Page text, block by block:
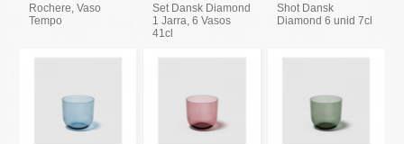
Rochere, Vaso
Tempo
Set Dansk Diamond
1 Jarra, 6 Vasos
41cl
Shot Dansk
Diamond 6 unid 7cl